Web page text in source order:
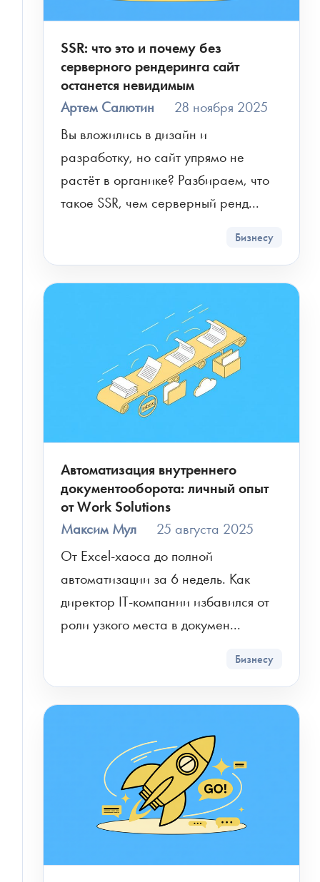
SSR: что это и почему без
серверного рендеринга сайт
останется невидимым
Артем Салютин
28 ноября 2025
Вы вложились в дизайн и
разработку, но сайт упрямо не
растёт в органике? Разбираем, что
такое SSR, чем серверный ренд...
Бизнесу
Автоматизация внутреннего
документооборота: личный опыт
от Work Solutions
Максим Мул
25 августа 2025
От Excel-хаоса до полной
автоматизации за 6 недель. Как
директор IT-компании избавился от
роли узкого места в докумен...
Бизнесу
РАСЧЕТ СМЕТЫ
Рассчитаем детальную смету и расскажем о
возможных рисках проекта
Телефон
Чтобы не беспокоить вас звонками, мы
Электронная
почта
Новый проект Развитие проекта
ПРИКРЕПИТЬ БРИФ ИЛИ ТЗ
ПОЛУЧИТЬ РАСЧЕТ
Я соглашаюсь на обработку персональных
данных в соответствии с
персональных данных
Я согласен на получение информационных и